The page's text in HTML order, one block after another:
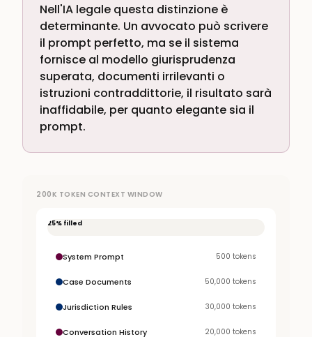
Nell'IA legale questa distinzione è
determinante. Un avvocato può scrivere
il prompt perfetto, ma se il sistema
fornisce al modello giurisprudenza
superata, documenti irrilevanti o
istruzioni contraddittorie, il risultato sarà
inaffidabile, per quanto elegante sia il
prompt.
200K TOKEN CONTEXT WINDOW
25% filled
System Prompt 500 tokens
Case Documents 50,000 tokens
Jurisdiction Rules 30,000 tokens
Conversation History 20,000 tokens